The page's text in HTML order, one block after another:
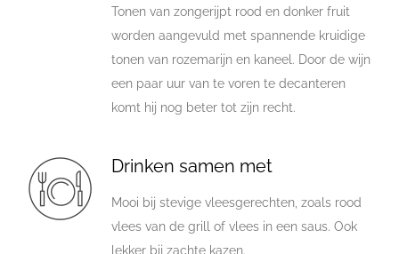
Tonen van zongerijpt rood en donker fruit
worden aangevuld met spannende kruidige
tonen van rozemarijn en kaneel. Door de wijn
een paar uur van te voren te decanteren
komt hij nog beter tot zijn recht.
Drinken samen met
Mooi bij stevige vleesgerechten, zoals rood
vlees van de grill of vlees in een saus. Ook
lekker bij zachte kazen.